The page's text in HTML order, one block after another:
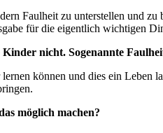
Faulheit zu unterstellen und zu
für die eigentlich wichtigen
nicht. Sogenannte
können und dies ein Leben
möglich machen?